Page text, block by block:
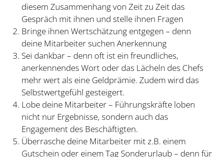
diesem Zusammenhang von Zeit zu Zeit das
Gespräch mit ihnen und stelle ihnen Fragen
Bringe ihnen Wertschätzung entgegen – denn
deine Mitarbeiter suchen Anerkennung
Sei dankbar – denn oft ist ein freundliches,
anerkennendes Wort oder das Lächeln des Chefs
mehr wert als eine Geldprämie. Zudem wird das
Selbstwertgefühl gesteigert.
Lobe deine Mitarbeiter – Führungskräfte loben
nicht nur Ergebnisse, sondern auch das
Engagement des Beschäftigten.
Überrasche deine Mitarbeiter mit z.B. einem
Gutschein oder einem Tag Sonderurlaub – denn für